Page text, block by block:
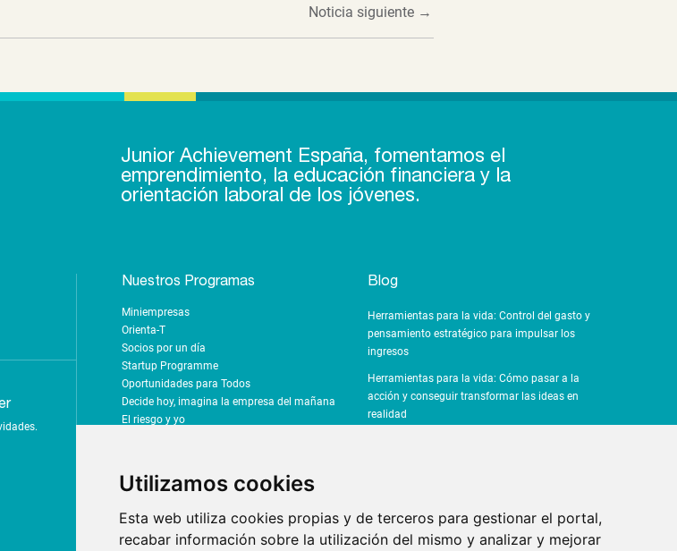
Utilizamos cookies
Esta web utiliza cookies propias y de terceros para gestionar el portal,
recabar información sobre la utilización del mismo y analizar y mejorar
Noticia siguiente →
Junior Achievement España, fomentamos el
emprendimiento, la educación financiera y la
orientación laboral de los jóvenes.
Nuestros Programas
Miniempresas
Orienta-T
Socios por un día
Startup Programme
Oportunidades para Todos
Decide hoy, imagina la empresa del mañana
El riesgo y yo
Tus finanzas, tu futuro
Yo soy mi futuro - Z-SHAKE
Mejora la sociedad: ¡digitalízala!
Desafío 10X
Blog
Herramientas para la vida: Control del gasto y
pensamiento estratégico para impulsar los
ingresos
Herramientas para la vida: Cómo pasar a la
acción y conseguir transformar las ideas en
realidad
Herramientas para la vida: La Inteligencia Artificial
revoluciona la productividad